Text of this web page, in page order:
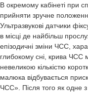
В окремому кабінеті при
прийняти зручне
Ультразвукові датчики
в місці де найбільш
епізодичні зміни ЧСС,
глибокому сні, крива ЧСС
невеликою кількістю
малюка відбувається
ЧСС». Після того як одне з